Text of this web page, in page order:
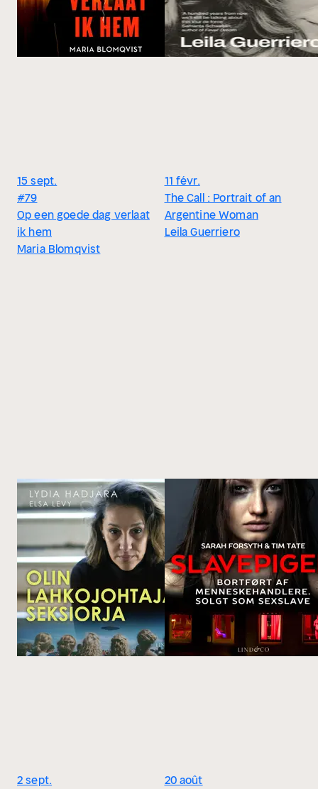
15 sept.
#79
Op een goede dag verlaat
ik hem
Maria Blomqvist
11 févr.
The Call : Portrait of an
Argentine Woman
Leila Guerriero
2 sept.
20 août